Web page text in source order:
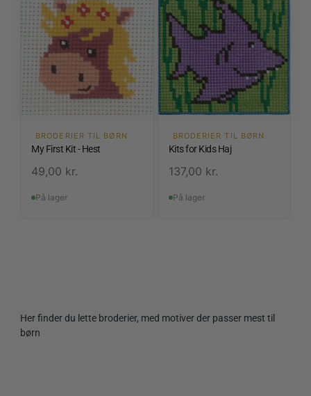
BRODERIER TIL BØRN
My First Kit - Hest
49,00 kr.
På lager
BRODERIER TIL BØRN
Kits for Kids Haj
137,00 kr.
På lager
Her finder du lette broderier, med motiver der passer mest til
børn